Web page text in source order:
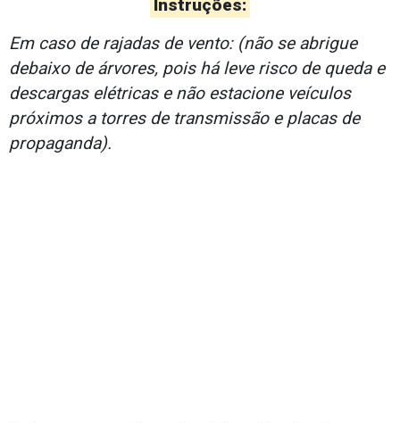
Instruções:
Em caso de rajadas de vento: (não se abrigue
debaixo de árvores, pois há leve risco de queda e
descargas elétricas e não estacione veículos
próximos a torres de transmissão e placas de
propaganda).